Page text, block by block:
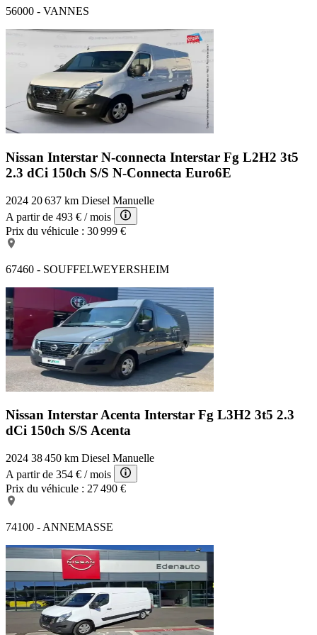
56000 - VANNES
Nissan Interstar N-connecta Interstar Fg L2H2 3t5
2.3 dCi 150ch S/S N-Connecta Euro6E
2024 20 637 km Diesel Manuelle
A partir de 493 € / mois
Prix du véhicule : 30 999 €
67460 - SOUFFELWEYERSHEIM
Nissan Interstar Acenta Interstar Fg L3H2 3t5 2.3
dCi 150ch S/S Acenta
2024 38 450 km Diesel Manuelle
A partir de 354 € / mois
Prix du véhicule : 27 490 €
74100 - ANNEMASSE